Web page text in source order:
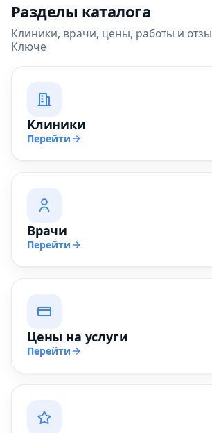
Разделы каталога
Клиники, врачи, цены, работы и
Ключе
Клиники
Перейти
Врачи
Перейти
Цены на услуги
Перейти